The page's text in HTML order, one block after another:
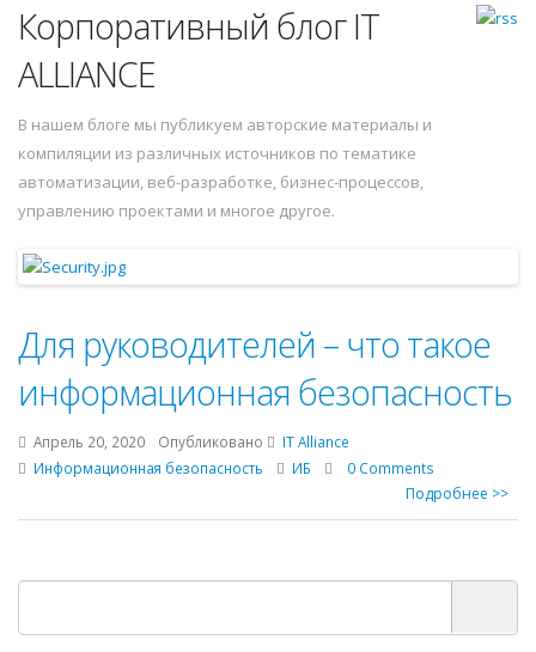
Корпоративный блог IT
ALLIANCE
В нашем блоге мы публикуем авторские материалы и
компиляции из различных источников по тематике
автоматизации, веб-разработке, бизнес-процессов,
управлению проектами и многое другое.
Для руководителей – что такое
информационная безопасность
Апрель 20, 2020 Опубликовано
IT Alliance
Информационная безопасность
ИБ 0 Comments
Подробнее >>